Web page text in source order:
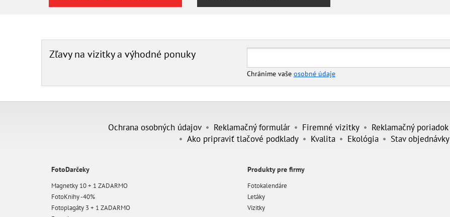
Zľavy na vizitky a výhodné ponuky
Chránime vaše osobné údaje
Ochrana osobných údajov Reklamačný formulár Firemné vizitky Reklamačný poriadok
Ako pripraviť tlačové podklady
Kvalita Ekológia Stav objednávky
FotoDarčeky
Magnetky 10 + 1 ZADARMO
FotoKnihy -40%
Fotoplagáty 3 + 1 ZADARMO
Produkty pre firmy
Fotokalendáre
Letáky
Vizitky